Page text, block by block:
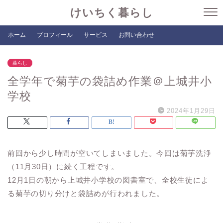
けいちく暮らし
ホーム プロフィール サービス お問い合わせ
暮らし
全学年で菊芋の袋詰め作業＠上城井小
学校
2024年1月29日
前回から少し時間が空いてしまいました。今回は菊芋洗浄
（11月30日）に続く工程です。
12月1日の朝から上城井小学校の図書室で、全校生徒によ
る菊芋の切り分けと袋詰めが行われました。